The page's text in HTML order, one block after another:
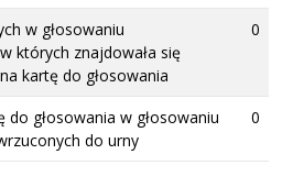
w głosowaniu
których znajdowała się
kartę do głosowania
0
do głosowania w głosowaniu
do urny
0